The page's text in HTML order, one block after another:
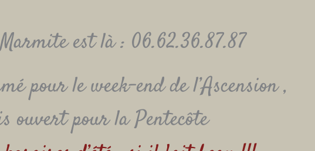
est là : 06.62.36.87.87
pour le week-end de l’Ascension ,
ouvert pour la Pentecôte